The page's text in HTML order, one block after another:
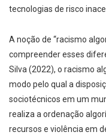
tecnologias de risco
A noção de “racismo
compreender esses
Silva (2022), o racismo
modo pelo qual a
sociotécnicos em um
realiza a ordenação
recursos e violência em